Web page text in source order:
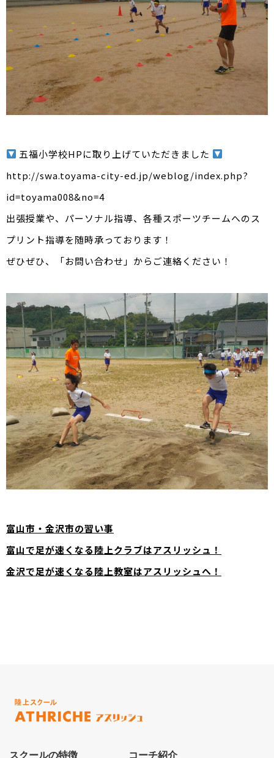
五福小学校HPに取り上げていただきました
http://swa.toyama-city-ed.jp/weblog/index.php?
id=toyama008&no=4
出張授業や、パーソナル指導、各種スポーツチームへのス
プリント指導を随時承っております！
ぜひぜひ、「お問い合わせ」からご連絡ください！
富山市・金沢市の習い事
富山で足が速くなる陸上クラブはアスリッシュ！
金沢で足が速くなる陸上教室はアスリッシュへ！
スクールの特徴 コーチ紹介